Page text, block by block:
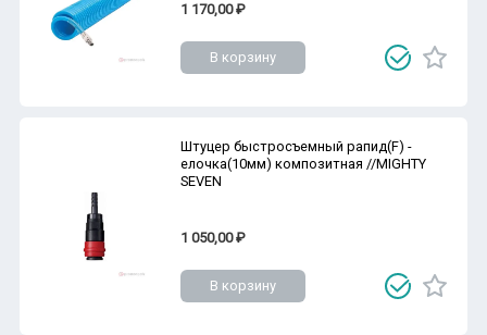
1 170,00 ₽
В корзину
Штуцер быстросъемный рапид(F) -
елочка(10мм) композитная //MIGHTY
SEVEN
1 050,00 ₽
В корзину